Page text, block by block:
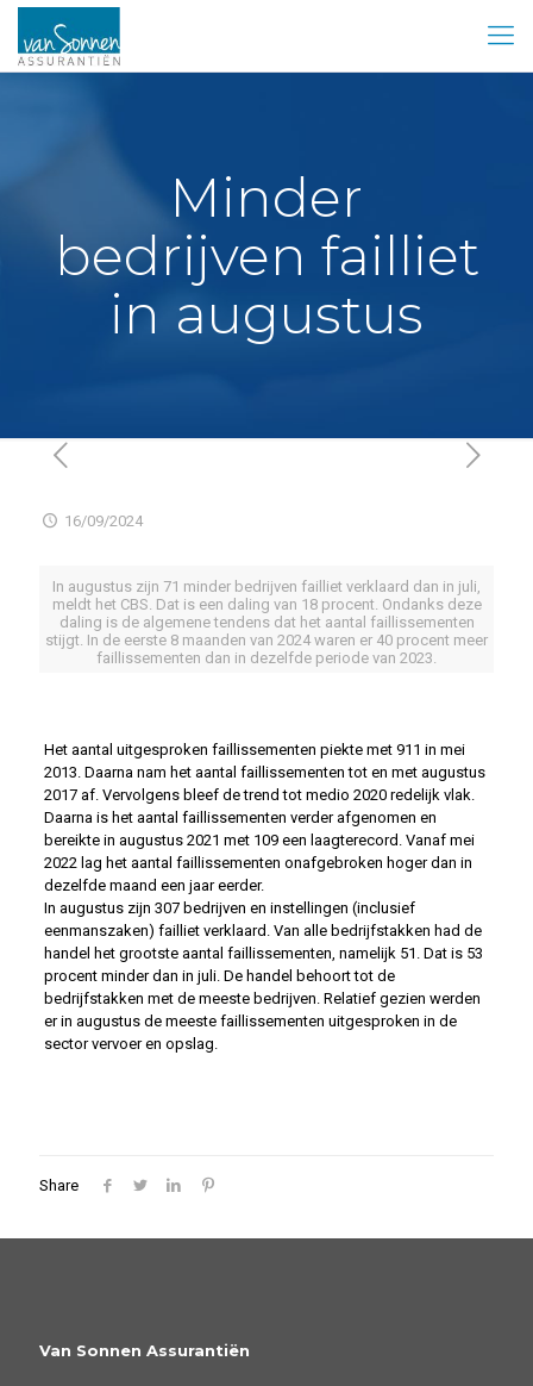
Minder
bedrijven failliet
in augustus
16/09/2024
In augustus zijn 71 minder bedrijven failliet verklaard dan in juli,
meldt het CBS. Dat is een daling van 18 procent. Ondanks deze
daling is de algemene tendens dat het aantal faillissementen
stijgt. In de eerste 8 maanden van 2024 waren er 40 procent meer
faillissementen dan in dezelfde periode van 2023.
Het aantal uitgesproken faillissementen piekte met 911 in mei
2013. Daarna nam het aantal faillissementen tot en met augustus
2017 af. Vervolgens bleef de trend tot medio 2020 redelijk vlak.
Daarna is het aantal faillissementen verder afgenomen en
bereikte in augustus 2021 met 109 een laagterecord. Vanaf mei
2022 lag het aantal faillissementen onafgebroken hoger dan in
dezelfde maand een jaar eerder.
In augustus zijn 307 bedrijven en instellingen (inclusief
eenmanszaken) failliet verklaard. Van alle bedrijfstakken had de
handel het grootste aantal faillissementen, namelijk 51. Dat is 53
procent minder dan in juli. De handel behoort tot de
bedrijfstakken met de meeste bedrijven. Relatief gezien werden
er in augustus de meeste faillissementen uitgesproken in de
sector vervoer en opslag.
Share
Van Sonnen Assurantiën